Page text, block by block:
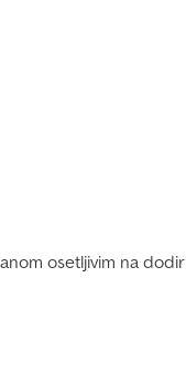
osetljivim na dodir